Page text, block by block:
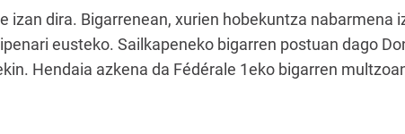
izan dira. Bigarrenean, xurien hobekuntza nabarmena
eusteko. Sailkapeneko bigarren postuan dago
Hendaia azkena da Fédérale 1eko bigarren